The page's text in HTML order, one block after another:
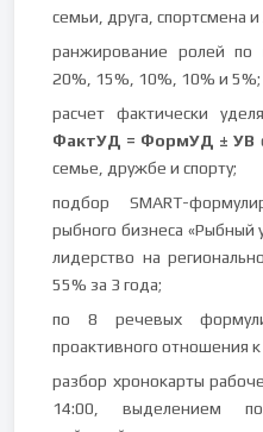
семьи, друга, спортсмена и
ранжирование ролей по
20%, 15%, 10%, 10% и 5%;
расчет фактически
ФактУД = ФормУД ± УВ
семье, дружбе и спорту;
подбор SMART-
рыбного бизнеса «Рыбный
лидерство на
55% за 3 года;
по 8 речевых
проактивного отношения
разбор хронокарты
14:00, выделением